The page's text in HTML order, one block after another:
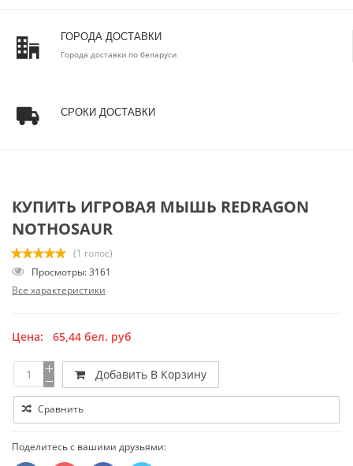
ГОРОДА ДОСТАВКИ
Города доставки по беларуси
СРОКИ ДОСТАВКИ
КУПИТЬ ИГРОВАЯ МЫШЬ REDRAGON
NOTHOSAUR
(1 голос)
Просмотры: 3161
Все характеристики
Цена: 65,44 бел. руб
Добавить В Корзину
Сравнить
Поделитесь с вашими друзьями: